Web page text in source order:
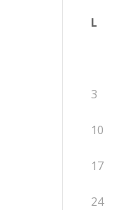
L
3
10
17
24